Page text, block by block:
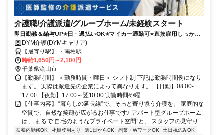
介護職/介護派遣/グループホーム/未経験スタート
即日勤務＆給与UP⭐️日・週払いOK⭐️マイカー通勤可⭐️直接雇用しっかり
サポート＆シフト相談OK✨
DYM介護(DYMキャリア)
【最寄り駅】 ・南柏駅
時給1,650円～2,100円
千葉県流山市
【勤務時間】 ＜勤務時間・曜日＞ シフト制 下記は勤務時間例になり
ます。 実際は派遣先の企業によって異なります。 【日勤】08:00-
17:00 【夜勤】17:00～翌10:00 実働時間や曜...
【仕事内容】 “暮らしの延長線”で、そっと寄り添う介護を。 家庭的な
空間で、自然な笑顔が広がるお仕事です♪ アパート型グループホーム
は、 まるで“自宅のようなプライベート空間”と、 スタッフの見守り...
扶養内勤務OK 社員登用あり 週1日からOK 副業・WワークOK
土日祝のみOK